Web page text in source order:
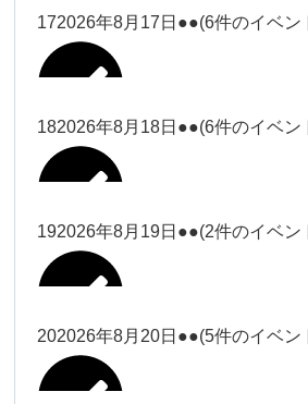
2026年8月1日
院長
Close Close
2026年8月2日
院長
Close Close
2026年8月3日
Close
関谷（17-19時）
2026年8月7日
関谷（17-
Close
関谷（17-19時）
2026年8月8日
院長
小林
Close
2026年8月9日
Close
武井
2026年8月10日
関谷（17-
Close
関谷（17-19時）
時ー19
時）
松本（17時ー19時）
2026年8月12日
Close Close
大西
2026年8月13日
武井
武井
松本（9時
ー18時）
Close Close
松本（9時ー18時）
2026年8月14日
Close Close
冨田（9時ー18時）
2026年8月15日
小林
Close Close
2026年8月15日
大西
大西
Close Close
小林
172026年8月17日 ●●(6件のイベン
塩川
塩川
182026年8月18日 ●●(6件のイベン
冨田（17
時）
Close Close
192026年8月19日 ●●(2件のイベン
冨田
202026年8月20日 ●●(5件のイベン